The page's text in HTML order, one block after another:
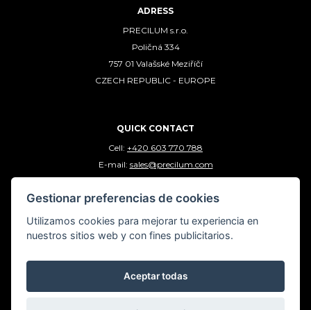
ADRESS
PRECILUM s.r.o.
Poličná 334
757 01 Valašské Meziříčí
CZECH REPUBLIC - EUROPE
QUICK CONTACT
Cell: +420 603 770 788
E-mail: sales@precilum.com
Gestionar preferencias de cookies
Utilizamos cookies para mejorar tu experiencia en
nuestros sitios web y con fines publicitarios.
Aceptar todas